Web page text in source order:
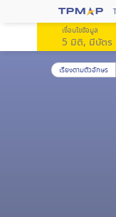
เงื่อนไขข้อมูล
5 มิติ, มีบัตร
เรียงตามตัวอักษร